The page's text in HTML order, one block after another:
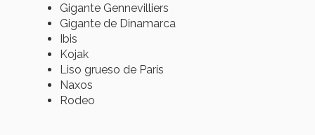
Gigante Gennevilliers
Gigante de Dinamarca
Ibis
Kojak
Liso grueso de París
Naxos
Rodeo